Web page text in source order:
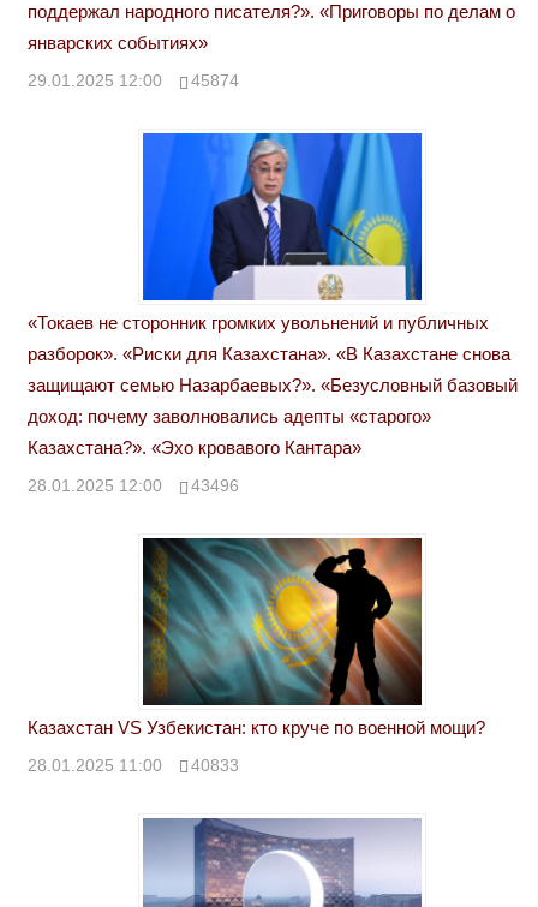
поддержал народного писателя?». «Приговоры по делам о
январских событиях»
29.01.2025 12:00 45874
«Токаев не сторонник громких увольнений и публичных
разборок». «Риски для Казахстана». «В Казахстане снова
защищают семью Назарбаевых?». «Безусловный базовый
доход: почему заволновались адепты «старого»
Казахстана?». «Эхо кровавого Кантара»
28.01.2025 12:00 43496
Казахстан VS Узбекистан: кто круче по военной мощи?
28.01.2025 11:00 40833